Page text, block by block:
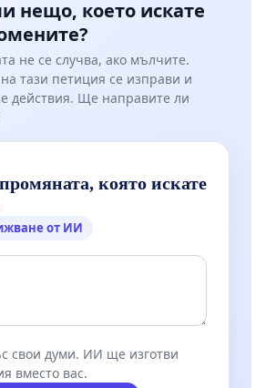
нещо, което искате
не се случва, ако мълчите.
тази петиция се изправи и
действия. Ще направите ли
която искате
от ИИ
свои думи. ИИ ще изготви
вместо вас.